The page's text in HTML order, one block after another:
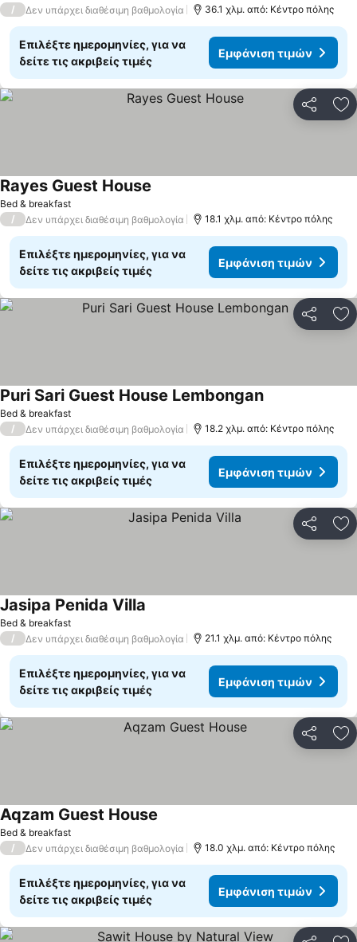
/ Δεν υπάρχει διαθέσιμη βαθμολογία 36.1 χλμ. από: Κέντρο πόλης
Επιλέξτε ημερομηνίες, για να
δείτε τις ακριβείς τιμές
Εμφάνιση τιμών
Bed & breakfast
Rayes Guest House
/ Δεν υπάρχει διαθέσιμη βαθμολογία 18.1 χλμ. από: Κέντρο πόλης
Επιλέξτε ημερομηνίες, για να
δείτε τις ακριβείς τιμές
Εμφάνιση τιμών
Bed & breakfast
Puri Sari Guest House Lembongan
/ Δεν υπάρχει διαθέσιμη βαθμολογία 18.2 χλμ. από: Κέντρο πόλης
Επιλέξτε ημερομηνίες, για να
δείτε τις ακριβείς τιμές
Εμφάνιση τιμών
Bed & breakfast
Jasipa Penida Villa
/ Δεν υπάρχει διαθέσιμη βαθμολογία 21.1 χλμ. από: Κέντρο πόλης
Επιλέξτε ημερομηνίες, για να
δείτε τις ακριβείς τιμές
Εμφάνιση τιμών
Bed & breakfast
Aqzam Guest House
/ Δεν υπάρχει διαθέσιμη βαθμολογία 18.0 χλμ. από: Κέντρο πόλης
Επιλέξτε ημερομηνίες, για να
δείτε τις ακριβείς τιμές
Εμφάνιση τιμών